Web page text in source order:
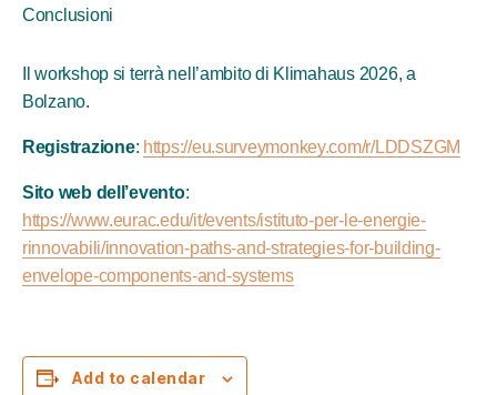
Conclusioni
Il workshop si terrà nell’ambito di Klimahaus 2026, a
Bolzano.
Registrazione: https://eu.surveymonkey.com/r/LDDSZGM
Sito web dell’evento:
https://www.eurac.edu/it/events/istituto-per-le-energie-
rinnovabili/innovation-paths-and-strategies-for-building-
envelope-components-and-systems
Add to calendar